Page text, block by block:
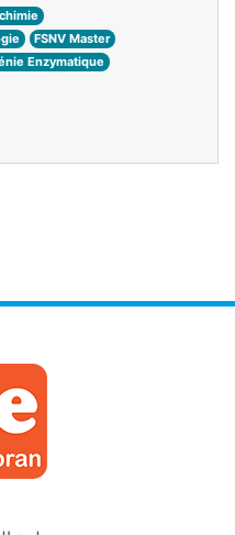
FSNV Master
Enzymatique